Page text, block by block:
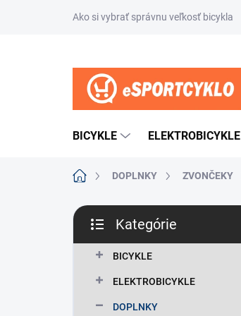
Ako si vybrať správnu veľkosť bicykla
BICYKLE ELEKTROBICYKLE
DomovDOPLNKY ZVONČEKY
B
č
kategórie
Kategórie
BICYKLE
ELEKTROBICYKLE
DOPLNKY